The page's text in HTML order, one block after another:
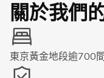
關於我們
東京黃金地段逾700